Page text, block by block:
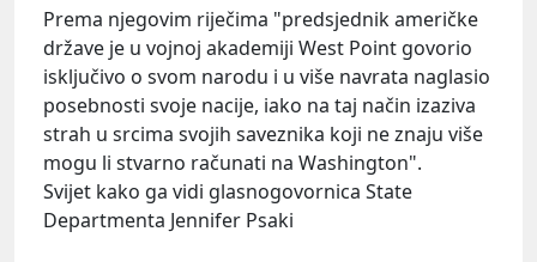
Prema njegovim riječima "predsjednik američke
države je u vojnoj akademiji West Point govorio
isključivo o svom narodu i u više navrata naglasio
posebnosti svoje nacije, iako na taj način izaziva
strah u srcima svojih saveznika koji ne znaju više
mogu li stvarno računati na Washington".
Svijet kako ga vidi glasnogovornica State
Departmenta Jennifer Psaki